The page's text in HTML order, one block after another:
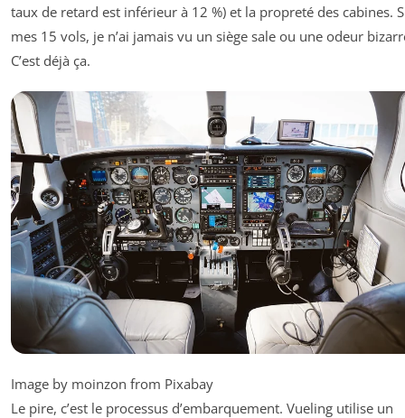
taux de retard est inférieur à 12 %) et la propreté des cabines.
mes 15 vols, je n’ai jamais vu un siège sale ou une odeur
C’est déjà ça.
Image by moinzon from Pixabay
Le pire, c’est le processus d’embarquement. Vueling utilise un